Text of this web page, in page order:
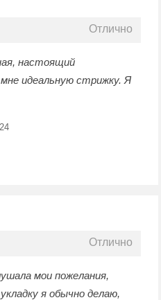
Отлично
настоящий
идеальную стрижку. Я
Отлично
мои пожелания,
я обычно делаю,